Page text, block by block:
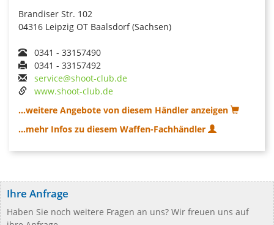
Brandiser Str. 102
04316 Leipzig OT Baalsdorf (Sachsen)
0341 - 33157490
0341 - 33157492
service@shoot-club.de
www.shoot-club.de
...weitere Angebote von diesem Händler anzeigen
...mehr Infos zu diesem Waffen-Fachhändler
Ihre Anfrage
Haben Sie noch weitere Fragen an uns? Wir freuen uns auf